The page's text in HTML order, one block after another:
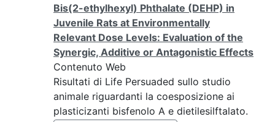
Bis(2-ethylhexyl) Phthalate (DEHP) in
Juvenile Rats at Environmentally
Relevant Dose Levels: Evaluation of the
Synergic, Additive or Antagonistic Effects
Contenuto Web
Risultati di Life Persuaded sullo studio
animale riguardanti la coesposizione ai
plasticizanti bisfenolo A e dietilesilftalato.